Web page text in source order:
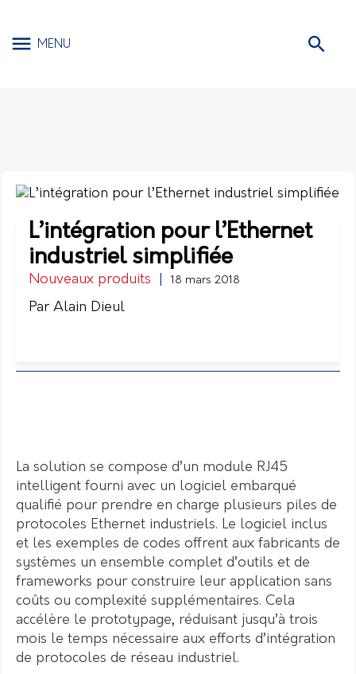
MENU
L’intégration pour l’Ethernet
industriel simplifiée
Nouveaux produits 18 mars 2018
Par Alain Dieul
La solution se compose d’un module RJ45
intelligent fourni avec un logiciel embarqué
qualifié pour prendre en charge plusieurs piles de
protocoles Ethernet industriels. Le logiciel inclus
et les exemples de codes offrent aux fabricants de
systèmes un ensemble complet d’outils et de
frameworks pour construire leur application sans
coûts ou complexité supplémentaires. Cela
accélère le prototypage, réduisant jusqu’à trois
mois le temps nécessaire aux efforts d’intégration
de protocoles de réseau industriel.